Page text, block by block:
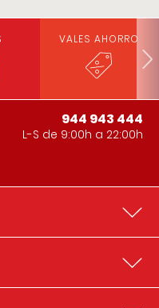
VALES AHORRO
944 943 444
L-S de 9:00h a 22:00h